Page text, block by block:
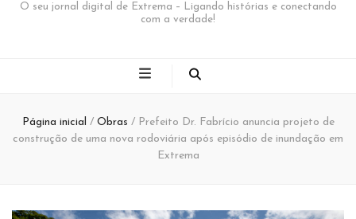
O seu jornal digital de Extrema – Ligando histórias e conectando
com a verdade!
Página inicial / Obras / Prefeito Dr. Fabrício anuncia projeto de
construção de uma nova rodoviária após episódio de inundação em
Extrema